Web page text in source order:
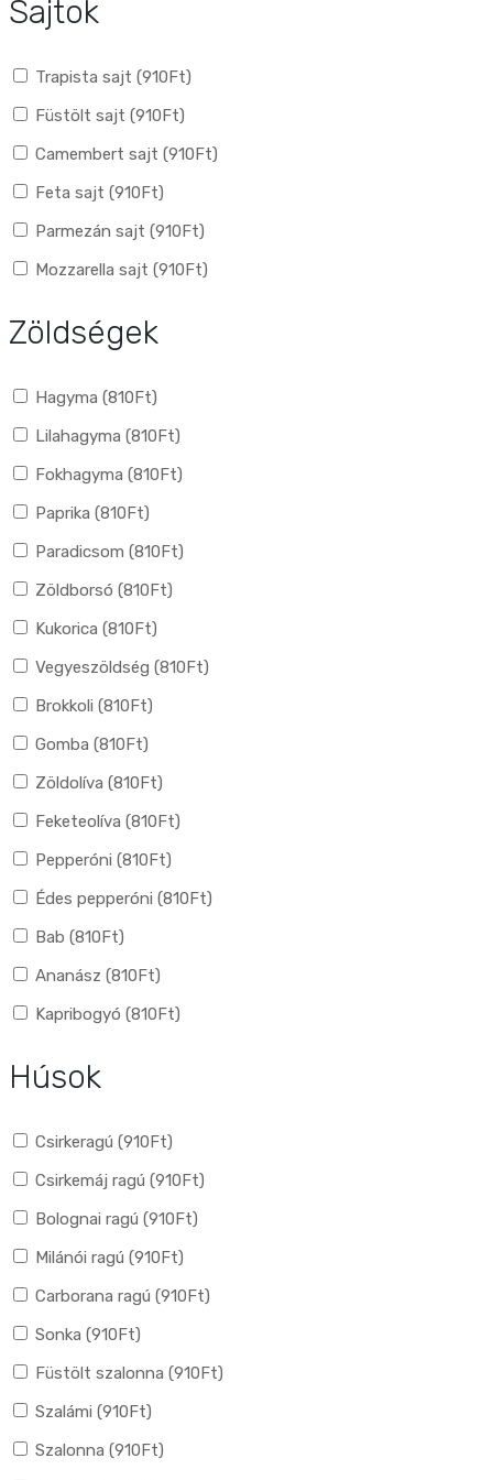
Sajtok
Trapista sajt (910Ft)
Füstölt sajt (910Ft)
Camembert sajt (910Ft)
Feta sajt (910Ft)
Parmezán sajt (910Ft)
Mozzarella sajt (910Ft)
Zöldségek
Hagyma (810Ft)
Lilahagyma (810Ft)
Fokhagyma (810Ft)
Paprika (810Ft)
Paradicsom (810Ft)
Zöldborsó (810Ft)
Kukorica (810Ft)
Vegyeszöldség (810Ft)
Brokkoli (810Ft)
Gomba (810Ft)
Zöldolíva (810Ft)
Feketeolíva (810Ft)
Pepperóni (810Ft)
Édes pepperóni (810Ft)
Bab (810Ft)
Ananász (810Ft)
Kapribogyó (810Ft)
Húsok
Csirkeragú (910Ft)
Csirkemáj ragú (910Ft)
Bolognai ragú (910Ft)
Milánói ragú (910Ft)
Carborana ragú (910Ft)
Sonka (910Ft)
Füstölt szalonna (910Ft)
Szalámi (910Ft)
Szalonna (910Ft)